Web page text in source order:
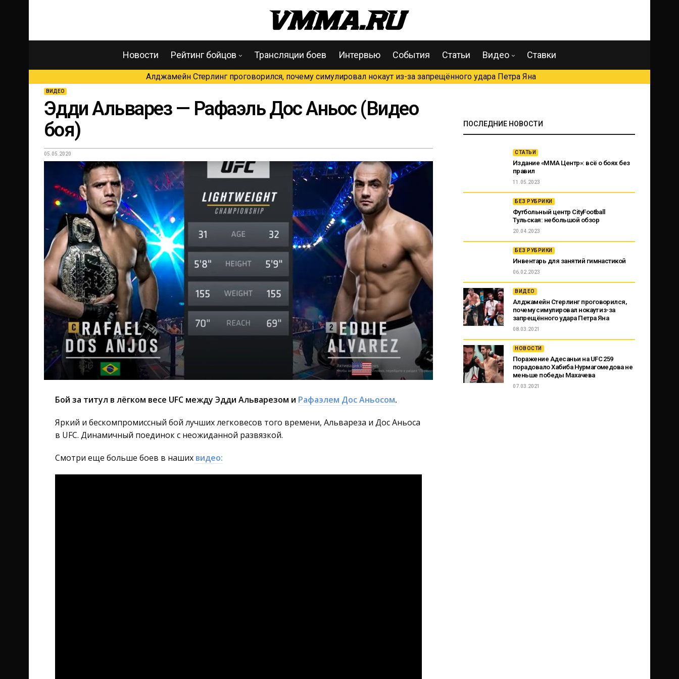
Новости Рейтинг бойцов Трансляции боев Интервью События Статьи Видео Ставки
Алджамейн Стерлинг проговорился, почему симулировал нокаут из-за запрещённого удара Петра Яна
ВИДЕО
Эдди Альварез — Рафаэль Дос Аньос (Видео
боя)
05.05.2020
Бой за титул в лёгком весе UFC между Эдди Альварезом и Рафаэлем Дос Аньосом.
Яркий и бескомпромиссный бой лучших легковесов того времени, Альвареза и Дос Аньоса
в UFC. Динамичный поединок с неожиданной развязкой.
Смотри еще больше боев в наших видео:
ПОСЛЕДНИЕ НОВОСТИ
СТАТЬИ
Издание «ММА Центр»: всё о боях без
правил
11.05.2023
БЕЗ РУБРИКИ
Футбольный центр CityFootball
Тульская: небольшой обзор
20.04.2023
БЕЗ РУБРИКИ
Инвентарь для занятий гимнастикой
06.02.2023
ВИДЕО
Алджамейн Стерлинг проговорился,
почему симулировал нокаут из-за
запрещённого удара Петра Яна
08.03.2021
НОВОСТИ
Поражение Адесаньи на UFC 259
порадовало Хабиба Нурмагомедова не
меньше победы Махачева
07.03.2021